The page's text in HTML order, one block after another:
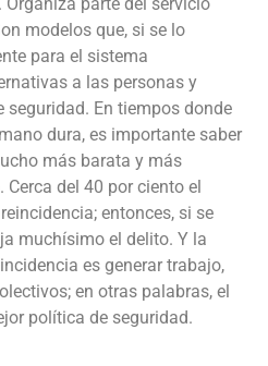
parte del servicio
modelos que, si se lo
para el sistema
a las personas y
En tiempos donde
dura, es importante saber
más barata y más
del 40 por ciento el
entonces, si se
muchísimo el delito. Y la
es generar trabajo,
en otras palabras, el
política de seguridad.